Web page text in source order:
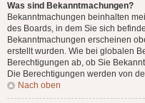
Was sind Bekanntmachungen?
Bekanntmachungen beinhalten
des Boards, in dem Sie sich
Bekanntmachungen erscheinen
erstellt wurden. Wie bei globalen
Berechtigungen ab, ob Sie
Die Berechtigungen werden von
Nach oben